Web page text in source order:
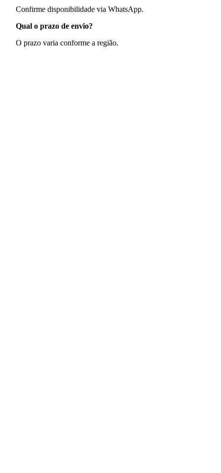
Confirme disponibilidade via WhatsApp.
Qual o prazo de envio?
O prazo varia conforme a região.